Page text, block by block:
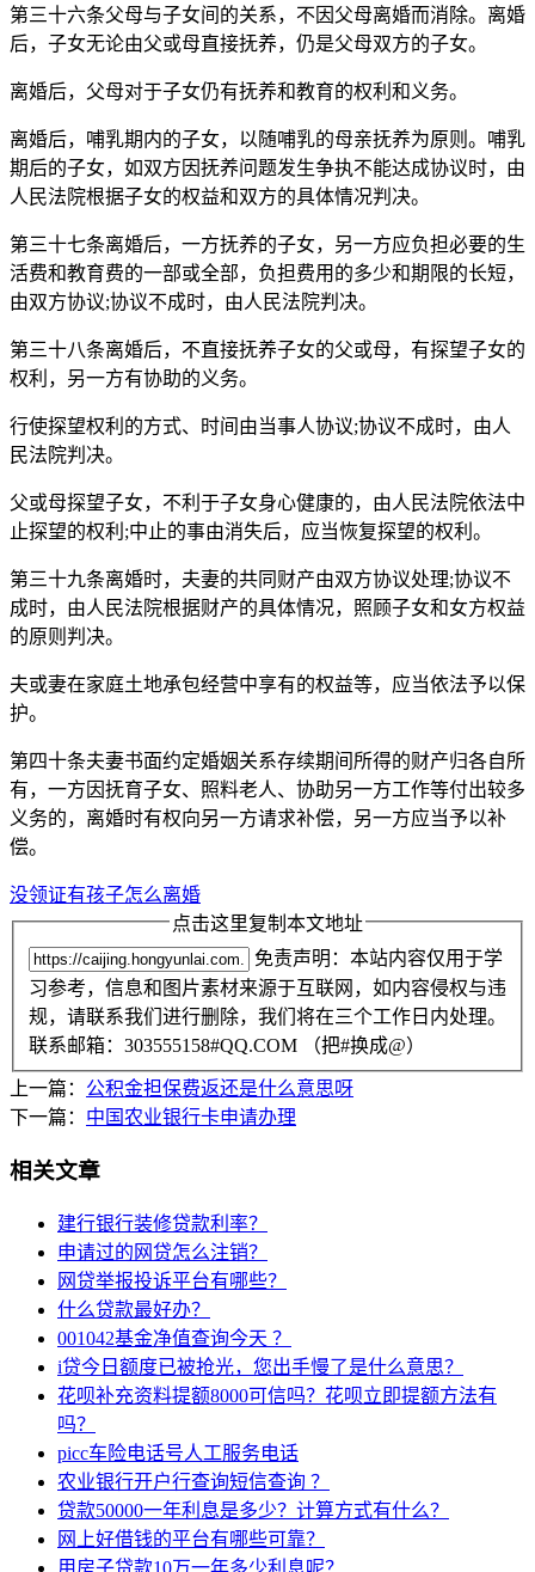
第三十六条父母与子女间的关系，不因父母离婚而消除。离婚
后，子女无论由父或母直接抚养，仍是父母双方的子女。
离婚后，父母对于子女仍有抚养和教育的权利和义务。
离婚后，哺乳期内的子女，以随哺乳的母亲抚养为原则。哺乳
期后的子女，如双方因抚养问题发生争执不能达成协议时，由
人民法院根据子女的权益和双方的具体情况判决。
第三十七条离婚后，一方抚养的子女，另一方应负担必要的生
活费和教育费的一部或全部，负担费用的多少和期限的长短，
由双方协议;协议不成时，由人民法院判决。
第三十八条离婚后，不直接抚养子女的父或母，有探望子女的
权利，另一方有协助的义务。
行使探望权利的方式、时间由当事人协议;协议不成时，由人
民法院判决。
父或母探望子女，不利于子女身心健康的，由人民法院依法中
止探望的权利;中止的事由消失后，应当恢复探望的权利。
第三十九条离婚时，夫妻的共同财产由双方协议处理;协议不
成时，由人民法院根据财产的具体情况，照顾子女和女方权益
的原则判决。
夫或妻在家庭土地承包经营中享有的权益等，应当依法予以保
护。
第四十条夫妻书面约定婚姻关系存续期间所得的财产归各自所
有，一方因抚育子女、照料老人、协助另一方工作等付出较多
义务的，离婚时有权向另一方请求补偿，另一方应当予以补
偿。
没领证有孩子怎么离婚
点击这里复制本文地址
免责声明：本站内容仅用于学
习参考，信息和图片素材来源于互联网，如内容侵权与违
规，请联系我们进行删除，我们将在三个工作日内处理。
联系邮箱：303555158#QQ.COM （把#换成@）
上一篇： 公积金担保费返还是什么意思呀
下一篇： 中国农业银行卡申请办理
相关文章
建行银行装修贷款利率？
申请过的网贷怎么注销？
网贷举报投诉平台有哪些？
什么贷款最好办？
001042基金净值查询今天 ？
i贷今日额度已被抢光，您出手慢了是什么意思？
花呗补充资料提额8000可信吗？花呗立即提额方法有
吗？
picc车险电话号人工服务电话
农业银行开户行查询短信查询 ？
贷款50000一年利息是多少？计算方式有什么？
网上好借钱的平台有哪些可靠？
用房子贷款10万一年多少利息呢？